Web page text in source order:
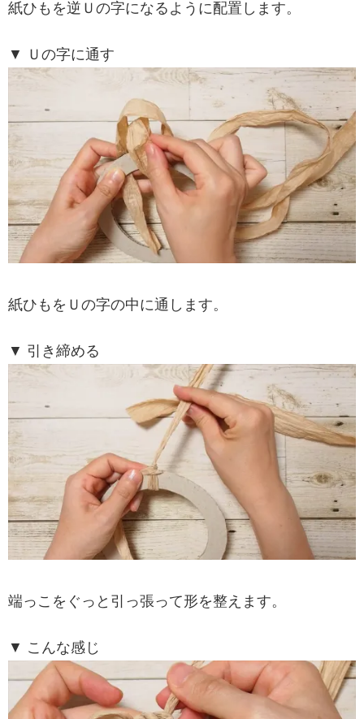
紙ひもを逆Ｕの字になるように配置します。
▼ Ｕの字に通す
紙ひもをＵの字の中に通します。
▼ 引き締める
端っこをぐっと引っ張って形を整えます。
▼ こんな感じ